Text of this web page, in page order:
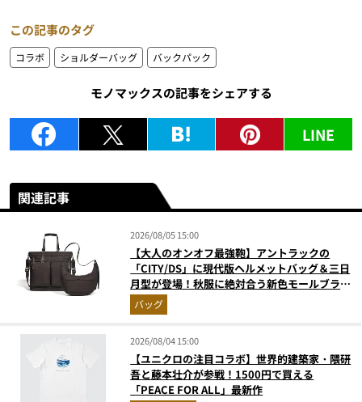
この記事のタグ
コラボ ショルダーバッグ バックパック
モノマックスの記事をシェアする
LINE
関連記事
2026/08/05 15:00
【大人のオンオフ最強鞄】アントラックの
「CITY/DS」に現代版ヘルメットバッグ＆三日
月型が登場！秋服に絶対合う新色モールブラウ
ンが傑作
バッグ
2026/08/04 15:00
【ユニクロの注目コラボ】世界的建築家・隈研
吾と藤本壮介が参戦！1500円で買える
「PEACE FOR ALL」最新作